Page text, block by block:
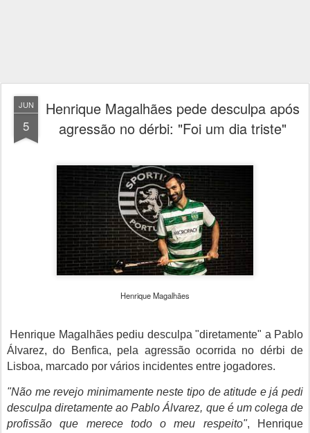
JUN
5
Henrique Magalhães pede desculpa após
agressão no dérbi: "Foi um dia triste"
Henrique Magalhães
Henrique Magalhães pediu desculpa "diretamente" a Pablo
Álvarez, do Benfica, pela agressão ocorrida no dérbi de
Lisboa, marcado por vários incidentes entre jogadores.
"Não me revejo minimamente neste tipo de atitude e já pedi
desculpa diretamente ao Pablo Álvarez, que é um colega de
profissão que merece todo o meu respeito", Henrique